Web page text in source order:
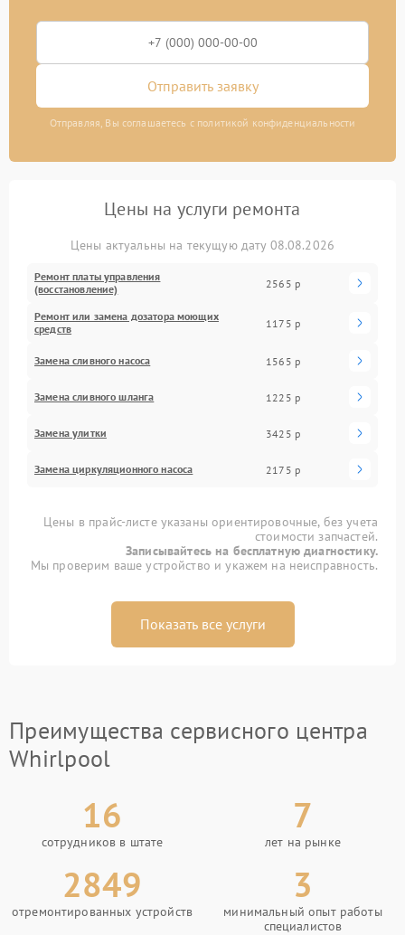
Отправить заявку
Отправляя, Вы соглашаетесь с политикой конфиденциальности
Цены на услуги ремонта
Цены актуальны на текущую дату 08.08.2026
Ремонт платы управления
(восстановление)
2565 р
Ремонт или замена дозатора моющих
средств
1175 р
Замена сливного насоса 1565 р
Замена сливного шланга 1225 р
Замена улитки 3425 р
Замена циркуляционного насоса 2175 р
Цены в прайс-листе указаны ориентировочные, без учета
стоимости запчастей.
Записывайтесь на бесплатную диагностику.
Мы проверим ваше устройство и укажем на неисправность.
Показать все услуги
Преимущества сервисного центра
Whirlpool
16
сотрудников в штате
7
лет на рынке
2849
отремонтированных устройств
3
минимальный опыт работы
специалистов